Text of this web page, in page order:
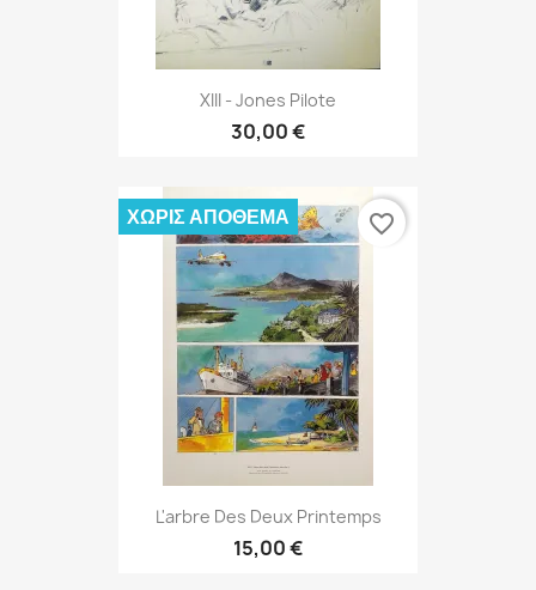
XIII - Jones Pilote
30,00 €
L'arbre Des Deux Printemps
15,00 €
ΧΩΡΊΣ ΑΠΌΘΕΜΑ favorite_border